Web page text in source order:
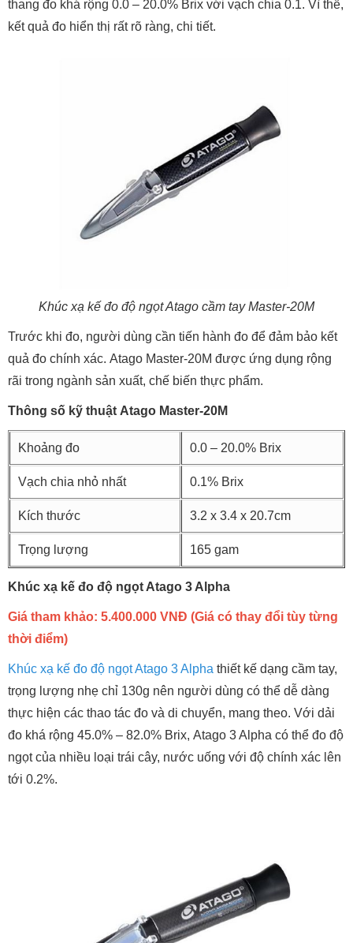
thang đo khá rộng 0.0 – 20.0% Brix với vạch chia 0.1. Vì thế,
kết quả đo hiển thị rất rõ ràng, chi tiết.
Khúc xạ kế đo độ ngọt Atago cầm tay Master-20M
Trước khi đo, người dùng cần tiến hành đo để đảm bảo kết
quả đo chính xác. Atago Master-20M được ứng dụng rộng
rãi trong ngành sản xuất, chế biến thực phẩm.
Thông số kỹ thuật Atago Master-20M
Khoảng đo 0.0 – 20.0% Brix
Vạch chia nhỏ nhất 0.1% Brix
Kích thước 3.2 x 3.4 x 20.7cm
Trọng lượng 165 gam
Khúc xạ kế đo độ ngọt Atago 3 Alpha
Giá tham khảo: 5.400.000 VNĐ (Giá có thay đổi tùy từng
thời điểm)
Khúc xạ kế đo độ ngọt Atago 3 Alpha thiết kế dạng cầm tay,
trọng lượng nhẹ chỉ 130g nên người dùng có thể dễ dàng
thực hiện các thao tác đo và di chuyển, mang theo. Với dải
đo khá rộng 45.0% – 82.0% Brix, Atago 3 Alpha có thể đo độ
ngọt của nhiều loại trái cây, nước uống với độ chính xác lên
tới 0.2%.